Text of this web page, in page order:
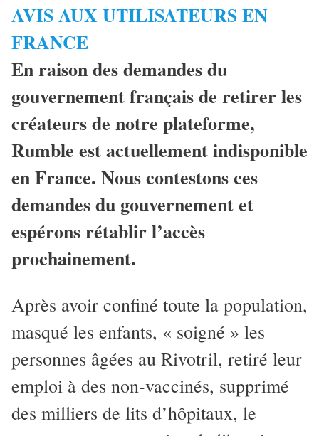
AVIS AUX UTILISATEURS EN
FRANCE
En raison des demandes du
gouvernement français de retirer les
créateurs de notre plateforme,
Rumble est actuellement indisponible
en France. Nous contestons ces
demandes du gouvernement et
espérons rétablir l’accès
prochainement.
Après avoir confiné toute la population,
masqué les enfants, « soigné » les
personnes âgées au Rivotril, retiré leur
emploi à des non-vaccinés, supprimé
des milliers de lits d’hôpitaux, le